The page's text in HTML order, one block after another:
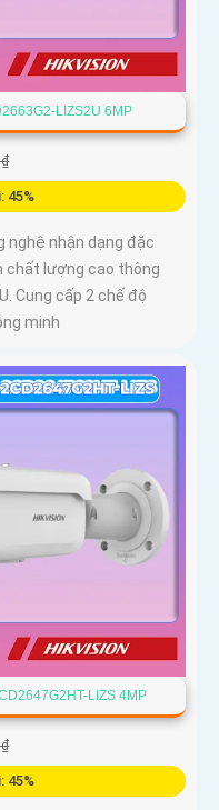
LIZS2U 6MP
45%
nghệ nhận dạng đặc
chất lượng cao thông
Cung cấp 2 chế độ
minh
LIZS 4MP
45%